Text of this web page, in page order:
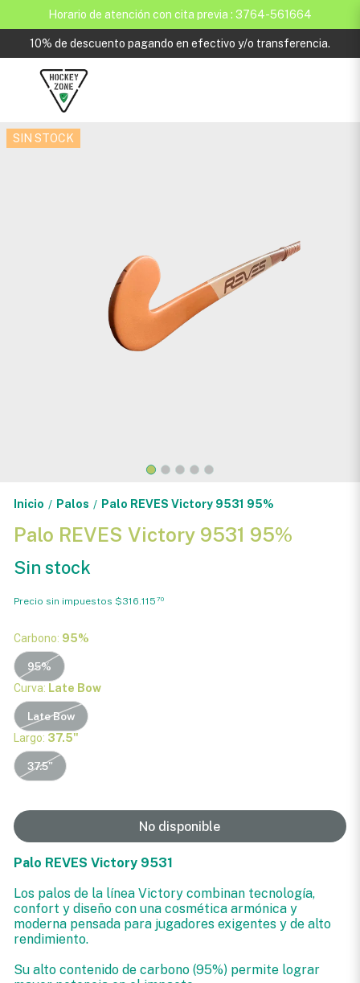
Horario de atención con cita previa : 3764-561664
10% de descuento pagando en efectivo y/o transferencia.
SIN STOCK
Inicio / Palos / Palo REVES Victory 9531 95%
Palo REVES Victory 9531 95%
Sin stock
Precio sin impuestos $316.115 70
Carbono: 95%
95%
Curva: Late Bow
Late Bow
Largo: 37.5"
37.5"
No disponible
Palo REVES Victory 9531
Los palos de la línea Victory combinan tecnología,
confort y diseño con una cosmética armónica y
moderna pensada para jugadores exigentes y de alto
rendimiento.
Su alto contenido de carbono (95%) permite lograr